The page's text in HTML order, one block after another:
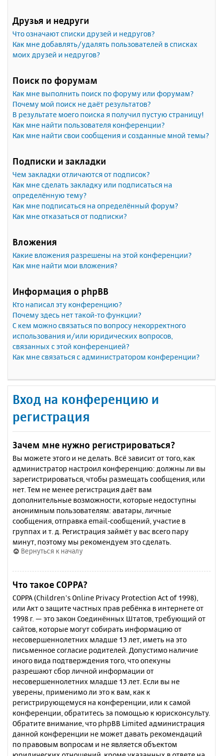
Друзья и недруги
Что означают списки друзей и недругов?
Как мне добавлять/удалять пользователей в списках
моих друзей и недругов?
Поиск по форумам
Как мне выполнить поиск по форуму или форумам?
Почему мой поиск не даёт результатов?
В результате моего поиска я получил пустую страницу!
Как мне найти пользователя конференции?
Как мне найти свои сообщения и созданные мной темы?
Подписки и закладки
Чем закладки отличаются от подписок?
Как мне сделать закладку или подписаться на
определённую тему?
Как мне подписаться на определённый форум?
Как мне отказаться от подписки?
Вложения
Какие вложения разрешены на этой конференции?
Как мне найти мои вложения?
Информация о phpBB
Кто написал эту конференцию?
Почему здесь нет такой-то функции?
С кем можно связаться по вопросу некорректного
использования и/или юридических вопросов,
связанных с этой конференцией?
Как мне связаться с администратором конференции?
Вход на конференцию и
регистрация
Зачем мне нужно регистрироваться?
Вы можете этого и не делать. Всё зависит от того, как
администратор настроил конференцию: должны ли вы
зарегистрироваться, чтобы размещать сообщения, или
нет. Тем не менее регистрация даёт вам
дополнительные возможности, которые недоступны
анонимным пользователям: аватары, личные
сообщения, отправка email-сообщений, участие в
группах и т. д. Регистрация займёт у вас всего пару
минут, поэтому мы рекомендуем это сделать.
Вернуться к началу
Что такое COPPA?
COPPA (Children’s Online Privacy Protection Act of 1998),
или Акт о защите частных прав ребёнка в интернете от
1998 г. — это закон Соединённых Штатов, требующий от
сайтов, которые могут собирать информацию от
несовершеннолетних младше 13 лет, иметь на это
письменное согласие родителей. Допустимо наличие
иного вида подтверждения того, что опекуны
разрешают сбор личной информации от
несовершеннолетних младше 13 лет. Если вы не
уверены, применимо ли это к вам, как к
регистрирующемуся на конференции, или к самой
конференции, обратитесь за помощью к юрисконсульту.
Обратите внимание, что phpBB Limited администрация
данной конференции не может давать рекомендаций
по правовым вопросам и не является объектом